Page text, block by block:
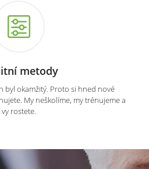
metody
byl okamžitý. Proto si hned nové
My neškolíme, my trénujeme a
vy rostete.